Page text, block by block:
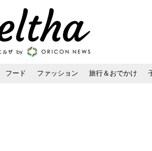
フード ファッション 旅行＆おでかけ